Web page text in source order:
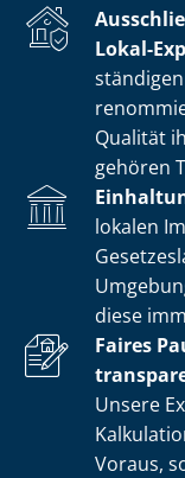
Lokal-
Qualität
gehören
lokalen
diese
Faires
Unsere
Voraus,